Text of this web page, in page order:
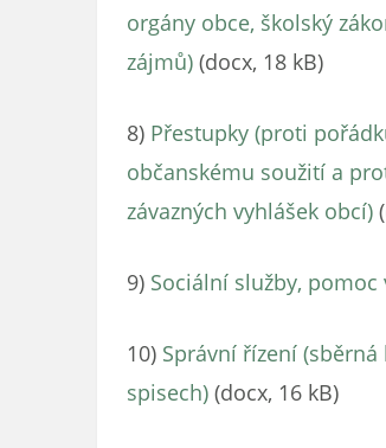
orgány obce, školský
zájmů) (docx, 18 kB)
8) Přestupky (proti
občanskému soužití a
závazných vyhlášek obcí)
9) Sociální služby,
10) Správní řízení
spisech) (docx, 16 kB)